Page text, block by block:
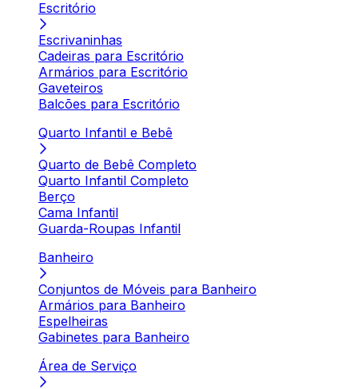
Escritório
Escrivaninhas
Cadeiras para Escritório
Armários para Escritório
Gaveteiros
Balcões para Escritório
Quarto Infantil e Bebê
Quarto de Bebê Completo
Quarto Infantil Completo
Berço
Cama Infantil
Guarda-Roupas Infantil
Banheiro
Conjuntos de Móveis para Banheiro
Armários para Banheiro
Espelheiras
Gabinetes para Banheiro
Área de Serviço